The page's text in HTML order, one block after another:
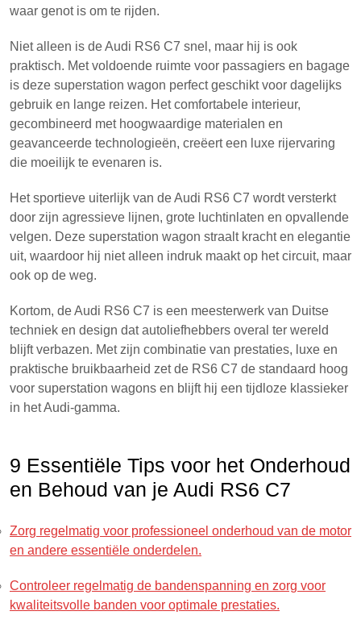
waar genot is om te rijden.
Niet alleen is de Audi RS6 C7 snel, maar hij is ook
praktisch. Met voldoende ruimte voor passagiers en bagage
is deze superstation wagon perfect geschikt voor dagelijks
gebruik en lange reizen. Het comfortabele interieur,
gecombineerd met hoogwaardige materialen en
geavanceerde technologieën, creëert een luxe rijervaring
die moeilijk te evenaren is.
Het sportieve uiterlijk van de Audi RS6 C7 wordt versterkt
door zijn agressieve lijnen, grote luchtinlaten en opvallende
velgen. Deze superstation wagon straalt kracht en elegantie
uit, waardoor hij niet alleen indruk maakt op het circuit, maar
ook op de weg.
Kortom, de Audi RS6 C7 is een meesterwerk van Duitse
techniek en design dat autoliefhebbers overal ter wereld
blijft verbazen. Met zijn combinatie van prestaties, luxe en
praktische bruikbaarheid zet de RS6 C7 de standaard hoog
voor superstation wagons en blijft hij een tijdloze klassieker
in het Audi-gamma.
9 Essentiële Tips voor het Onderhoud
en Behoud van je Audi RS6 C7
Zorg regelmatig voor professioneel onderhoud van de motor
en andere essentiële onderdelen.
Controleer regelmatig de bandenspanning en zorg voor
kwaliteitsvolle banden voor optimale prestaties.